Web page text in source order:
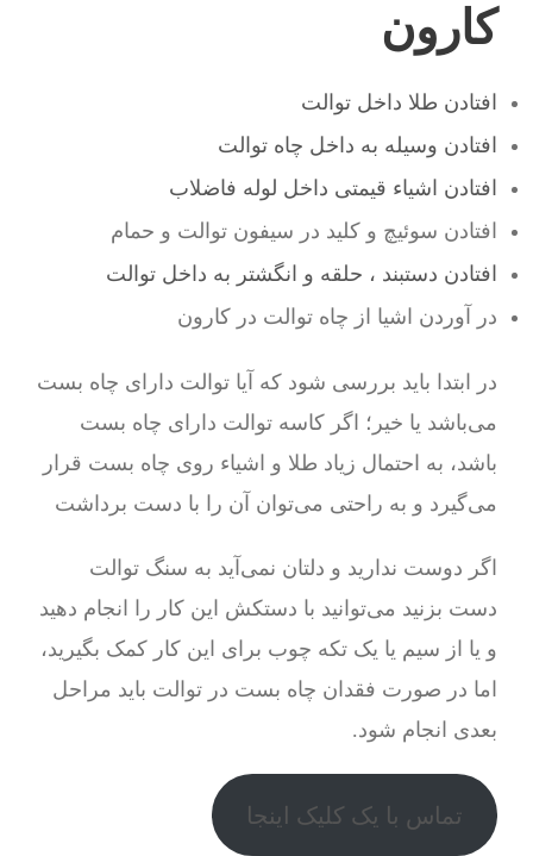
کارون
افتادن طلا داخل توالت
افتادن وسیله به داخل چاه توالت
افتادن اشیاء قیمتی داخل لوله فاضلاب
افتادن سوئیچ و کلید در سیفون توالت و حمام
افتادن دستبند ، حلقه و انگشتر به داخل توالت
در آوردن اشیا از چاه توالت در کارون
در ابتدا باید بررسی شود که آیا توالت دارای چاه بست
می‌باشد یا خیر؛ اگر کاسه توالت دارای چاه بست
باشد، به احتمال زیاد طلا و اشیاء روی چاه بست قرار
می‌گیرد و به راحتی می‌توان آن را با دست برداشت
اگر دوست ندارید و دلتان نمی‌آید به سنگ توالت
دست بزنید می‌توانید با دستکش این کار را انجام دهید
و یا از سیم یا یک تکه چوب برای این کار کمک بگیرید،
اما در صورت فقدان چاه بست در توالت باید مراحل
بعدی انجام شود.
تماس با یک کلیک اینجا